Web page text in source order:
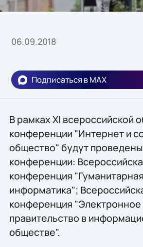
06.09.2018
Подписаться в MAX
В рамках XI всероссийской
конференции "Интернет и
общество" будут
конференции:
конференция "Гуманитарная
информатика";
конференция "Электронное
правительство в
обществе".